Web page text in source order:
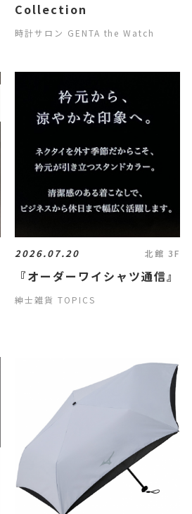
Collection
時計サロン GENTA the Watch
2026.07.20 北館 3F
『オーダーワイシャツ通信』
紳士雑貨 TOPICS